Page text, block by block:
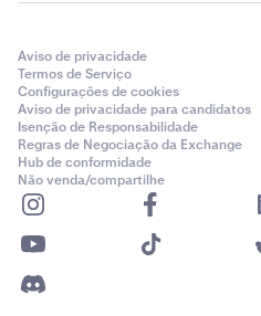
Certifique-se de concluir
período de 10 minutos.
9
É isso! Você receberá
o sucesso do depósito e
bancário ou de carteira.
Certifique-se de que o
até 10 minutos.
Aviso de privacidade
Termos de Serviço
Configurações de cookies
Aviso de privacidade para candidatos
Isenção de Responsabilidade
Regras de Negociação da Exchange
Hub de conformidade
Não venda/compartilhe